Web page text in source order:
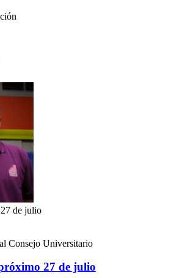
de julio
Consejo Universitario
27 de julio